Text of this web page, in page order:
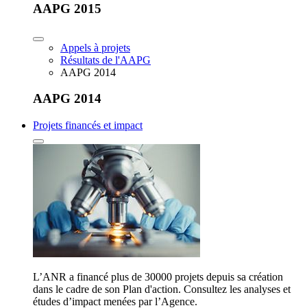
AAPG 2015
Appels à projets
Résultats de l'AAPG
AAPG 2014
AAPG 2014
Projets financés et impact
L’ANR a financé plus de 30000 projets depuis sa création
dans le cadre de son Plan d'action. Consultez les analyses et
études d’impact menées par l’Agence.